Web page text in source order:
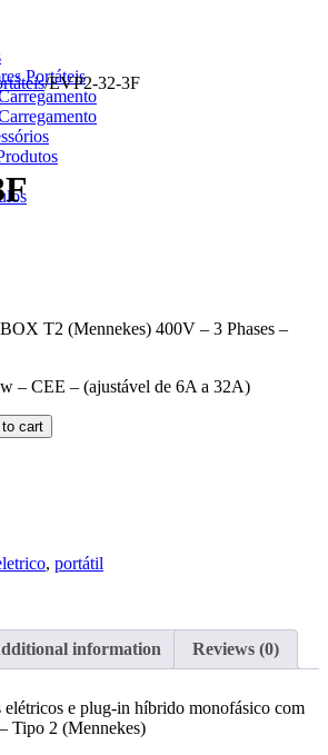
Portáteis
/EVP2-32-3F
T2 (Mennekes) 400V – 3 Phases –
– CEE – (ajustável de 6A a 32A)
cart
, portátil
information Reviews (0)
elétricos e plug-in híbrido monofásico com
Tipo 2 (Mennekes)